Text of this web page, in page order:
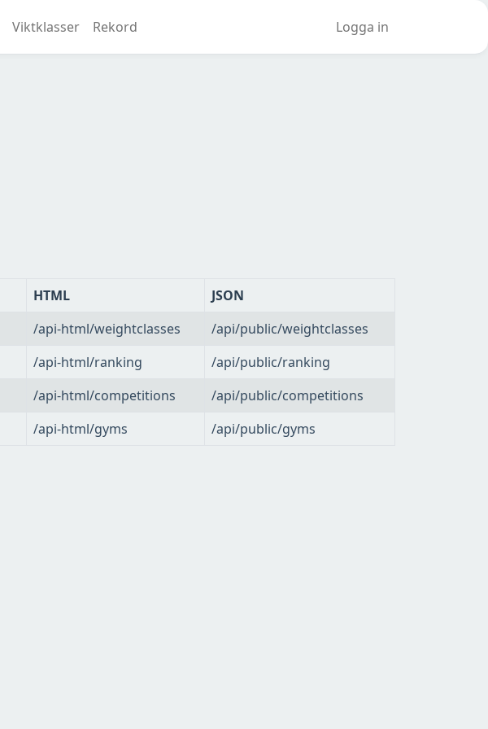
Viktklasser Rekord Logga in
HTML
JSON
/api-html/weightclasses
/api/public/weightclasses
/api-html/ranking
/api/public/ranking
/api-html/competitions
/api/public/competitions
/api-html/gyms /api/public/gyms